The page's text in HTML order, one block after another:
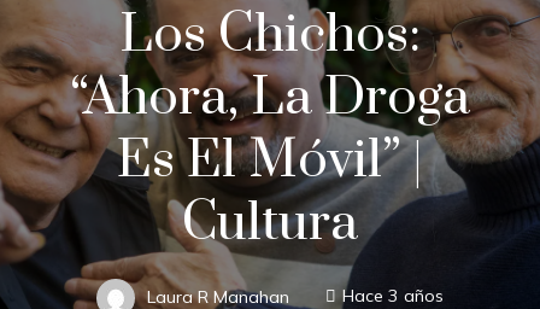
Los Chichos:
“Ahora, La Droga
Es El Móvil” |
Cultura
Laura R Manahan Hace 3 años